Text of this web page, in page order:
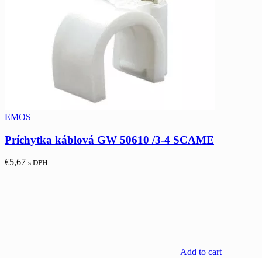
EMOS
Príchytka káblová GW 50610 /3-4 SCAME
€5,67 s DPH
Add to cart